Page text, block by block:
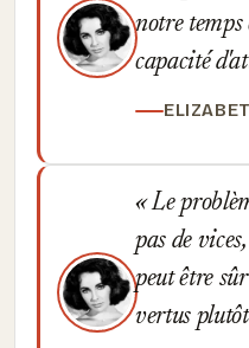
notre temps
capacité
Le
pas de
peut être
vertus